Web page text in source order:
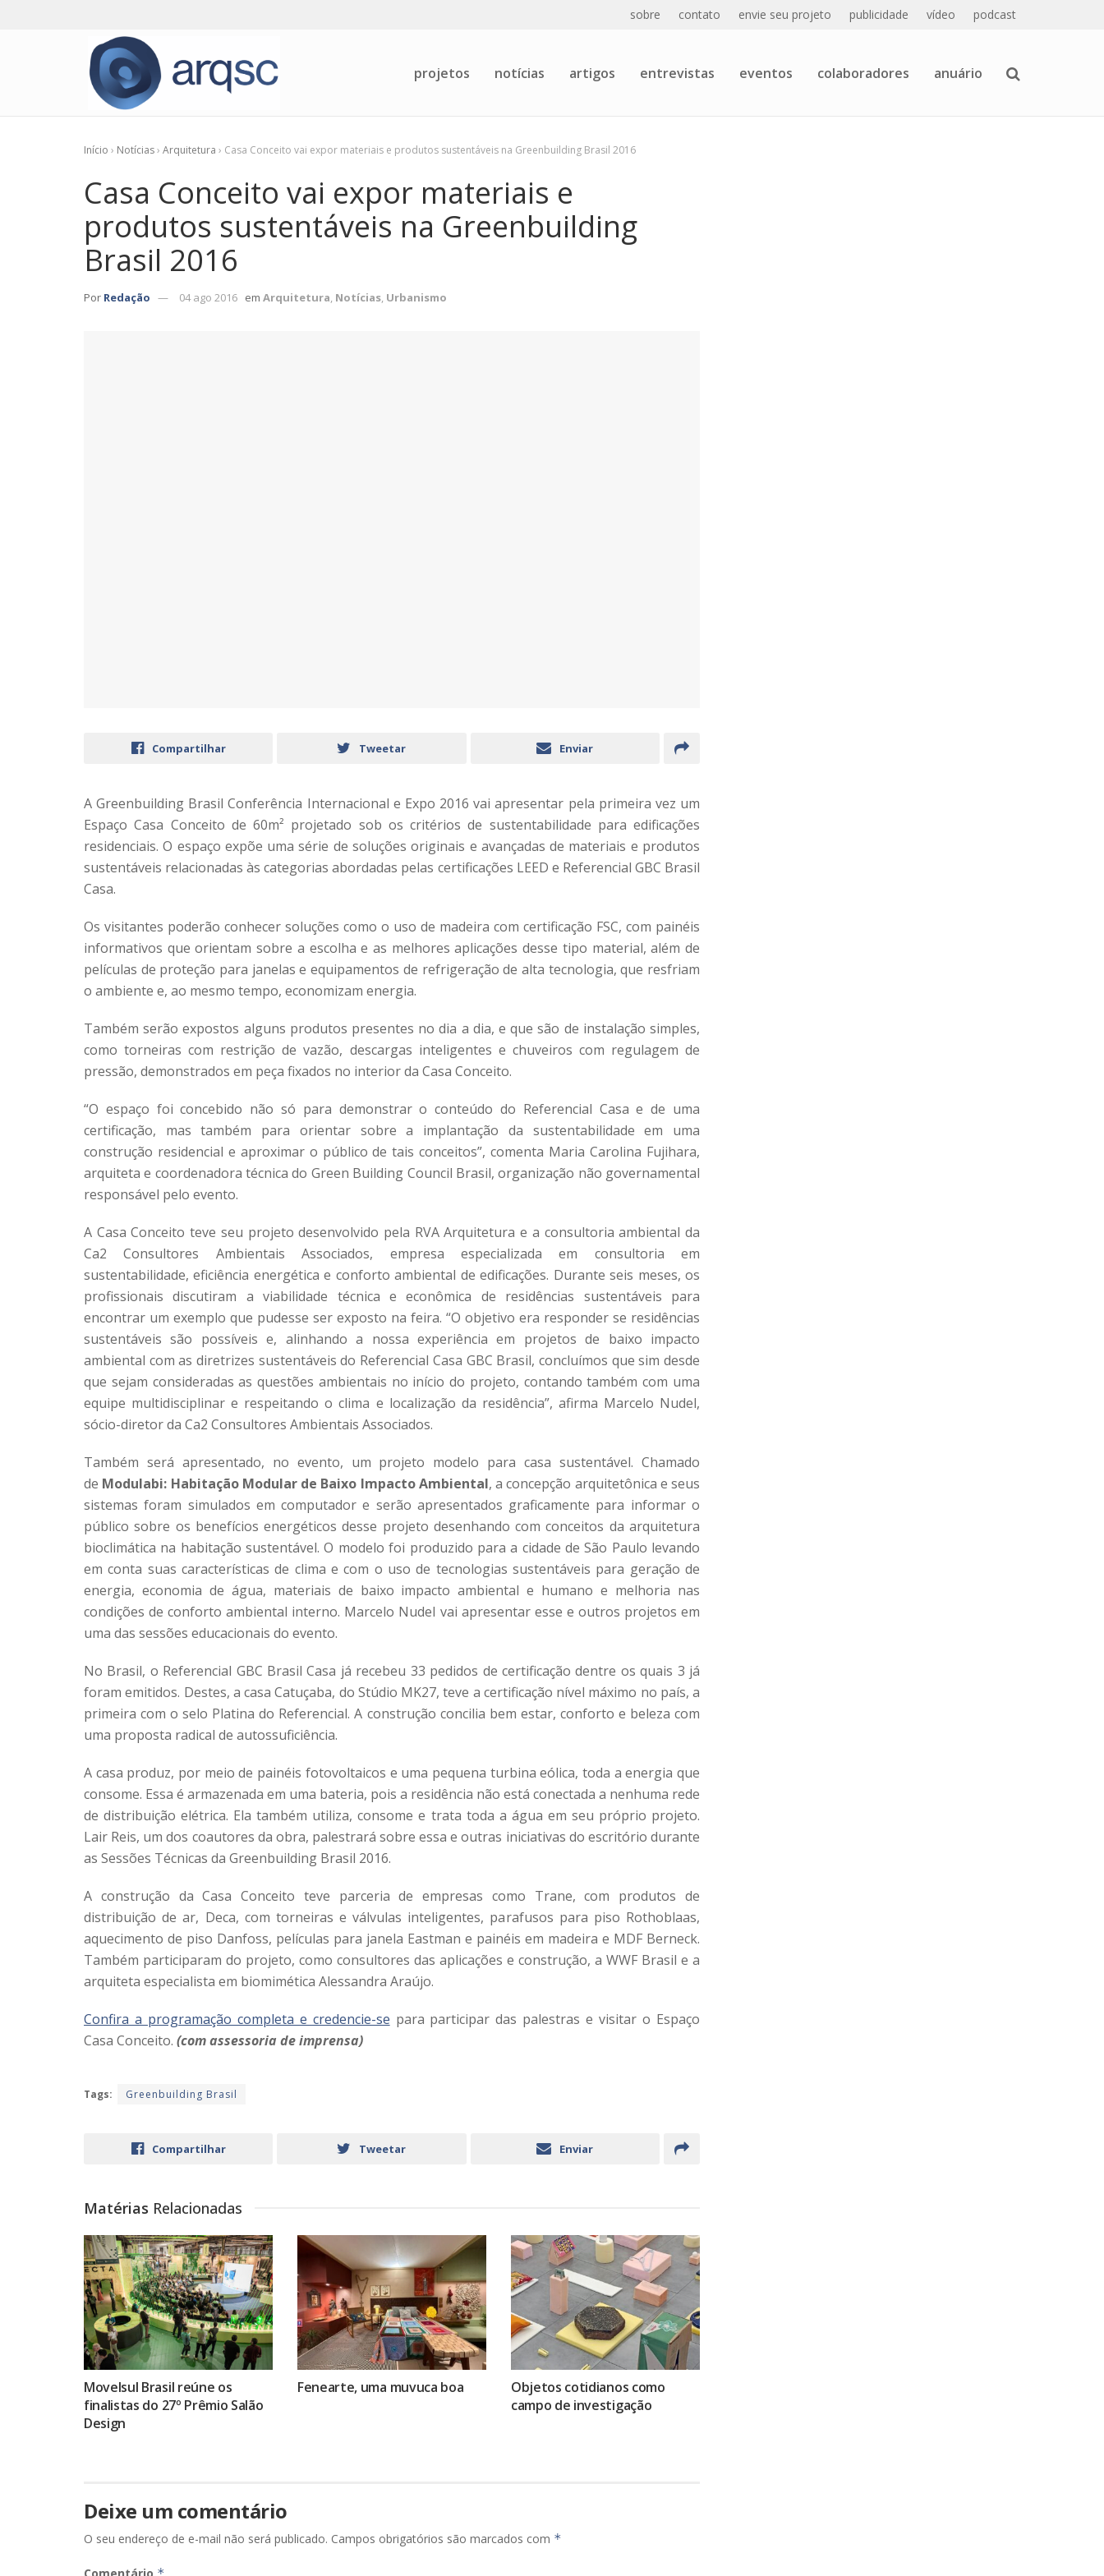
sobre contato envie seu projeto publicidade vídeo podcast
projetos notícias artigos entrevistas eventos colaboradores anuário
Início › Notícias› Arquitetura › Casa Conceito vai expor materiais e produtos sustentáveis na Greenbuilding Brasil 2016
Casa Conceito vai expor materiais e
produtos sustentáveis na Greenbuilding
Brasil 2016
Por Redação 04 ago 2016 em Arquitetura, Notícias, Urbanismo
Compartilhar Tweetar Enviar
A Greenbuilding Brasil Conferência Internacional e Expo 2016 vai apresentar pela primeira vez um
Espaço Casa Conceito de 60m² projetado sob os critérios de sustentabilidade para edificações
residenciais. O espaço expõe uma série de soluções originais e avançadas de materiais e produtos
sustentáveis relacionadas às categorias abordadas pelas certificações LEED e Referencial GBC Brasil
Casa.
Os visitantes poderão conhecer soluções como o uso de madeira com certificação FSC, com painéis
informativos que orientam sobre a escolha e as melhores aplicações desse tipo material, além de
películas de proteção para janelas e equipamentos de refrigeração de alta tecnologia, que resfriam
o ambiente e, ao mesmo tempo, economizam energia.
Também serão expostos alguns produtos presentes no dia a dia, e que são de instalação simples,
como torneiras com restrição de vazão, descargas inteligentes e chuveiros com regulagem de
pressão, demonstrados em peça fixados no interior da Casa Conceito.
“O espaço foi concebido não só para demonstrar o conteúdo do Referencial Casa e de uma
certificação, mas também para orientar sobre a implantação da sustentabilidade em uma
construção residencial e aproximar o público de tais conceitos”, comenta Maria Carolina Fujihara,
arquiteta e coordenadora técnica do Green Building Council Brasil, organização não governamental
responsável pelo evento.
A Casa Conceito teve seu projeto desenvolvido pela RVA Arquitetura e a consultoria ambiental da
Ca2 Consultores Ambientais Associados, empresa especializada em consultoria em
sustentabilidade, eficiência energética e conforto ambiental de edificações. Durante seis meses, os
profissionais discutiram a viabilidade técnica e econômica de residências sustentáveis para
encontrar um exemplo que pudesse ser exposto na feira. “O objetivo era responder se residências
sustentáveis são possíveis e, alinhando a nossa experiência em projetos de baixo impacto
ambiental com as diretrizes sustentáveis do Referencial Casa GBC Brasil, concluímos que sim desde
que sejam consideradas as questões ambientais no início do projeto, contando também com uma
equipe multidisciplinar e respeitando o clima e localização da residência”, afirma Marcelo Nudel,
sócio-diretor da Ca2 Consultores Ambientais Associados.
Também será apresentado, no evento, um projeto modelo para casa sustentável. Chamado
de Modulabi: Habitação Modular de Baixo Impacto Ambiental, a concepção arquitetônica e seus
sistemas foram simulados em computador e serão apresentados graficamente para informar o
público sobre os benefícios energéticos desse projeto desenhando com conceitos da arquitetura
bioclimática na habitação sustentável. O modelo foi produzido para a cidade de São Paulo levando
em conta suas características de clima e com o uso de tecnologias sustentáveis para geração de
energia, economia de água, materiais de baixo impacto ambiental e humano e melhoria nas
condições de conforto ambiental interno. Marcelo Nudel vai apresentar esse e outros projetos em
uma das sessões educacionais do evento.
No Brasil, o Referencial GBC Brasil Casa já recebeu 33 pedidos de certificação dentre os quais 3 já
foram emitidos. Destes, a casa Catuçaba, do Stúdio MK27, teve a certificação nível máximo no país, a
primeira com o selo Platina do Referencial. A construção concilia bem estar, conforto e beleza com
uma proposta radical de autossuficiência.
A casa produz, por meio de painéis fotovoltaicos e uma pequena turbina eólica, toda a energia que
consome. Essa é armazenada em uma bateria, pois a residência não está conectada a nenhuma rede
de distribuição elétrica. Ela também utiliza, consome e trata toda a água em seu próprio projeto.
Lair Reis, um dos coautores da obra, palestrará sobre essa e outras iniciativas do escritório durante
as Sessões Técnicas da Greenbuilding Brasil 2016.
A construção da Casa Conceito teve parceria de empresas como Trane, com produtos de
distribuição de ar, Deca, com torneiras e válvulas inteligentes, parafusos para piso Rothoblaas,
aquecimento de piso Danfoss, películas para janela Eastman e painéis em madeira e MDF Berneck.
Também participaram do projeto, como consultores das aplicações e construção, a WWF Brasil e a
arquiteta especialista em biomimética Alessandra Araújo.
Confira a programação completa e credencie-se para participar das palestras e visitar o Espaço
Casa Conceito. (com assessoria de imprensa)
Tags: Greenbuilding Brasil
Compartilhar Tweetar Enviar
Matérias Relacionadas
Movelsul Brasil reúne os
finalistas do 27º Prêmio Salão
Design
Fenearte, uma muvuca boa
Objetos cotidianos como
campo de investigação
Deixe um comentário
O seu endereço de e-mail não será publicado. Campos obrigatórios são marcados com *